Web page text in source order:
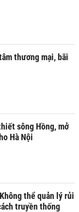
thương mại, bãi
sông Hồng, mở
Hà Nội
thể quản lý rủi
truyền thống